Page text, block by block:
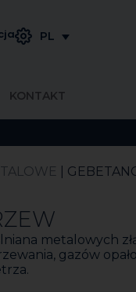
PL
KONTAKT
|
metalowych
gazów